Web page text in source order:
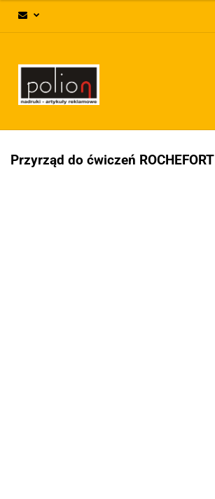
Przyrząd do ćwiczeń ROCHEFORT